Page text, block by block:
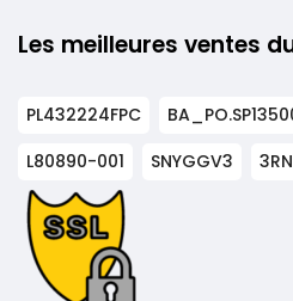
Les meilleures ventes
PL432224FPC
L80890-001
SNYGGV3